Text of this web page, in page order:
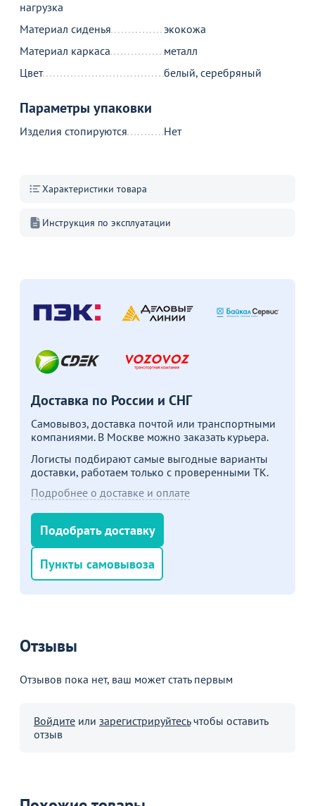
нагрузка
Материал сиденья
экокожа
Материал каркаса
металл
Цвет
белый, серебряный
Параметры упаковки
Изделия стопируются Нет
Характеристики товара
Инструкция по эксплуатации
Доставка по России и СНГ
Самовывоз, доставка почтой или транспортными
компаниями. В Москве можно заказать курьера.
Логисты подбирают самые выгодные варианты
доставки, работаем только с проверенными ТК.
Подробнее о доставке и оплате
Подобрать доставку
Пункты самовывоза
Отзывы
Отзывов пока нет, ваш может стать первым
Войдите или зарегистрируйтесьчтобы оставить
отзыв
С этим товаром покупают
8 190 ₽
Стул Тюльпан, бежевая
экокожа, ножки белые
Пожизненная
гарантия
на стулья ХИТ 20/25!
Перейдите, чтобы узнать
подробности
Больше не показывать это окно